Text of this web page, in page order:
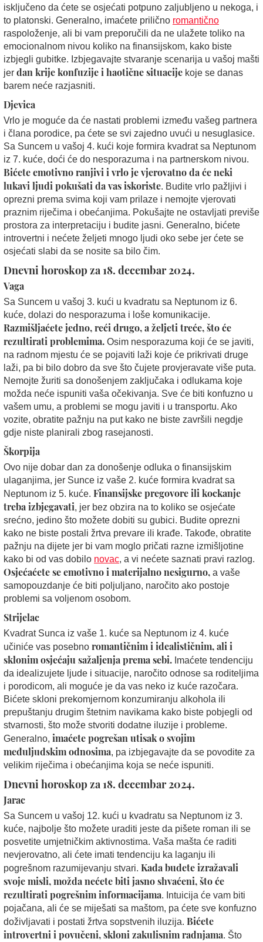
isključeno da ćete se osjećati potpuno zaljubljeno u nekoga, i
to platonski. Generalno, imaćete prilično romantično
raspoloženje, ali bi vam preporučili da ne ulažete toliko na
emocionalnom nivou koliko na finansijskom, kako biste
izbjegli gubitke. Izbjegavajte stvaranje scenarija u vašoj mašti
jer dankrije konfuzije i haotične situacije koje se danas
barem neće razjasniti.
Djevica
Vrlo je moguće da će nastati problemi između vašeg partnera
i člana porodice, pa ćete se svi zajedno uvući u nesuglasice.
Sa Suncem u vašoj 4. kući koje formira kvadrat sa Neptunom
iz 7. kuće, doći će do nesporazuma i na partnerskom nivou.
Bićete emotivno ranjivi i vrlo je vjerovatno da će neki
lukavi ljudi pokušati da vas iskoriste. Budite vrlo pažljivi i
oprezni prema svima koji vam prilaze i nemojte vjerovati
praznim riječima i obećanjima. Pokušajte ne ostavljati previše
prostora za interpretaciju i budite jasni. Generalno, bićete
introvertni i nećete željeti mnogo ljudi oko sebe jer ćete se
osjećati slabi da se nosite sa bilo čim.
Dnevni horoskop za 18. decembar 2024.
Vaga
Sa Suncem u vašoj 3. kući u kvadratu sa Neptunom iz 6.
kuće, dolazi do nesporazuma i loše komunikacije.
Razmišljaćete jedno, reći drugo, a željeti treće, što će
rezultirati problemima. Osim nesporazuma koji će se javiti,
na radnom mjestu će se pojaviti laži koje će prikrivati druge
laži, pa bi bilo dobro da sve što čujete provjeravate više puta.
Nemojte žuriti sa donošenjem zaključaka i odlukama koje
možda neće ispuniti vaša očekivanja. Sve će biti konfuzno u
vašem umu, a problemi se mogu javiti i u transportu. Ako
vozite, obratite pažnju na put kako ne biste završili negdje
gdje niste planirali zbog rasejanosti.
Škorpija
Ovo nije dobar dan za donošenje odluka o finansijskim
ulaganjima, jer Sunce iz vaše 2. kuće formira kvadrat sa
Neptunom iz 5. kuće. Finansijske pregovore ili kockanje
treba izbjegavati, jer bez obzira na to koliko se osjećate
srećno, jedino što možete dobiti su gubici. Budite oprezni
kako ne biste postali žrtva prevare ili krađe. Takođe, obratite
pažnju na dijete jer bi vam moglo pričati razne izmišljotine
kako bi od vas dobilo novac, a vi nećete saznati pravi razlog.
Osjećaćete se emotivno i materijalno nesigurno, a vaše
samopouzdanje će biti poljuljano, naročito ako postoje
problemi sa voljenom osobom.
Strijelac
Kvadrat Sunca iz vaše 1. kuće sa Neptunom iz 4. kuće
učiniće vas posebno romantičnim i idealističnim, ali i
sklonim osjećaju sažaljenja prema sebi. Imaćete tendenciju
da idealizujete ljude i situacije, naročito odnose sa roditeljima
i porodicom, ali moguće je da vas neko iz kuće razočara.
Bićete skloni prekomjernom konzumiranju alkohola ili
prepuštanju drugim štetnim navikama kako biste pobjegli od
stvarnosti, što može stvoriti dodatne iluzije i probleme.
Generalno, imaćete pogrešan utisak o svojim
međuljudskim odnosima, pa izbjegavajte da se povodite za
velikim riječima i obećanjima koja se neće ispuniti.
Dnevni horoskop za 18. decembar 2024.
Jarac
Sa Suncem u vašoj 12. kući u kvadratu sa Neptunom iz 3.
kuće, najbolje što možete uraditi jeste da pišete roman ili se
posvetite umjetničkim aktivnostima. Vaša mašta će raditi
nevjerovatno, ali ćete imati tendenciju ka laganju ili
pogrešnom razumijevanju stvari. Kada budete izražavali
svoje misli, možda nećete biti jasno shvaćeni, što će
rezultirati pogrešnim informacijama. Intuicija će vam biti
pojačana, ali će se miješati sa maštom, pa ćete sve konfuzno
doživljavati i postati žrtva sopstvenih iluzija. Bićete
introvertni i povučeni, skloni zakulisnim radnjama. Što